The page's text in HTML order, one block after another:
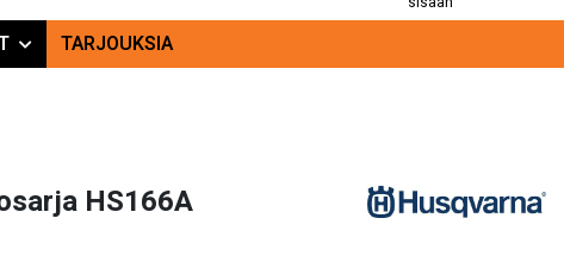
TARJOUKSIA
HS166A